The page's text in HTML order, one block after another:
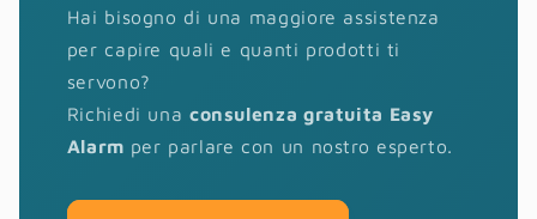
Hai bisogno di una maggiore assistenza
per capire quali e quanti prodotti ti
servono?
Richiedi una consulenza gratuita Easy
Alarm per parlare con un nostro esperto.